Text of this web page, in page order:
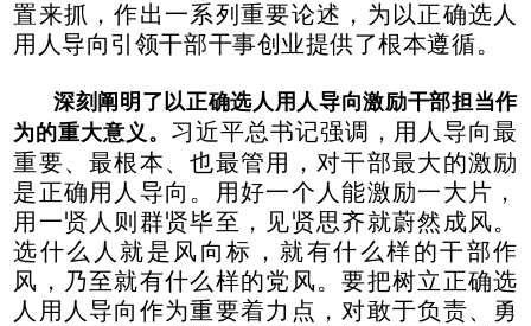
置来抓，作出一系列重要论述，为以正确选人
用人导向引领干部干事创业提供了根本遵循。
深刻阐明了以正确选人用人导向激励干部担当作
为的重大意义。 习近平总书记强调，用人导向最
重要、最根本、也最管用，对干部最大的激励
是正确用人导向。用好一个人能激励一大片，
用一贤人则群贤毕至，见贤思齐就蔚然成风。
选什么人就是风向标，就有什么样的干部作
风，乃至就有什么样的党风。要把树立正确选
人用人导向作为重要着力点，对敢于负责、勇